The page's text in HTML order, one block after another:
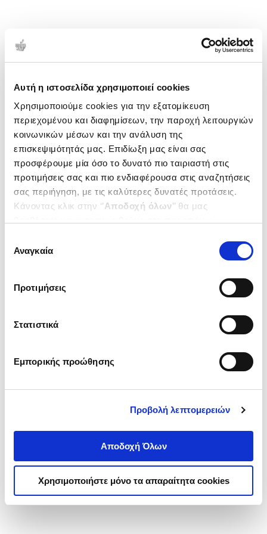
Αυτή η ιστοσελίδα χρησιμοποιεί cookies
Χρησιμοποιούμε cookies για την εξατομίκευση
περιεχομένου και διαφημίσεων, την παροχή λειτουργιών
κοινωνικών μέσων και την ανάλυση της
επισκεψιμότητάς μας. Επιδίωξη μας είναι σας
προσφέρουμε μία όσο το δυνατό πιο ταιριαστή στις
προτιμήσεις σας και πιο ενδιαφέρουσα στις αναζητήσεις
σας περιήγηση, με τις καλύτερες δυνατές προτάσεις.
Κάνοντας κλικ στην ‘’Αποδοχή όλων’’ θα μας
ενδιαφέρουν και να επιλέξετε από τα παρακάτω με την
΄΄και να ενημερωθείτε σχετικά με
συγκατάθεσης
Αναγκαία
Προτιμήσεις
Στατιστικά
Εμπορικής προώθησης
Προβολή λεπτομερειών
Αποδοχή Όλων
Χρησιμοποιήστε μόνο τα απαραίτητα cookies